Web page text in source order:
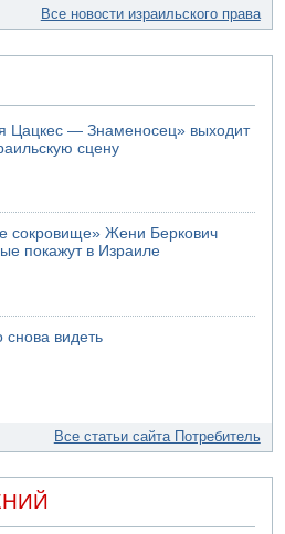
Все новости израильского права
Цацкес — Знаменосец» выходит
сцену
сокровище» Жени Беркович
покажут в Израиле
снова видеть
Все статьи сайта Потребитель